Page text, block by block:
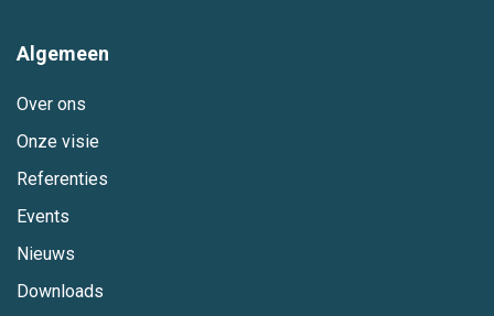
Algemeen
Over ons
Onze visie
Referenties
Events
Nieuws
Downloads